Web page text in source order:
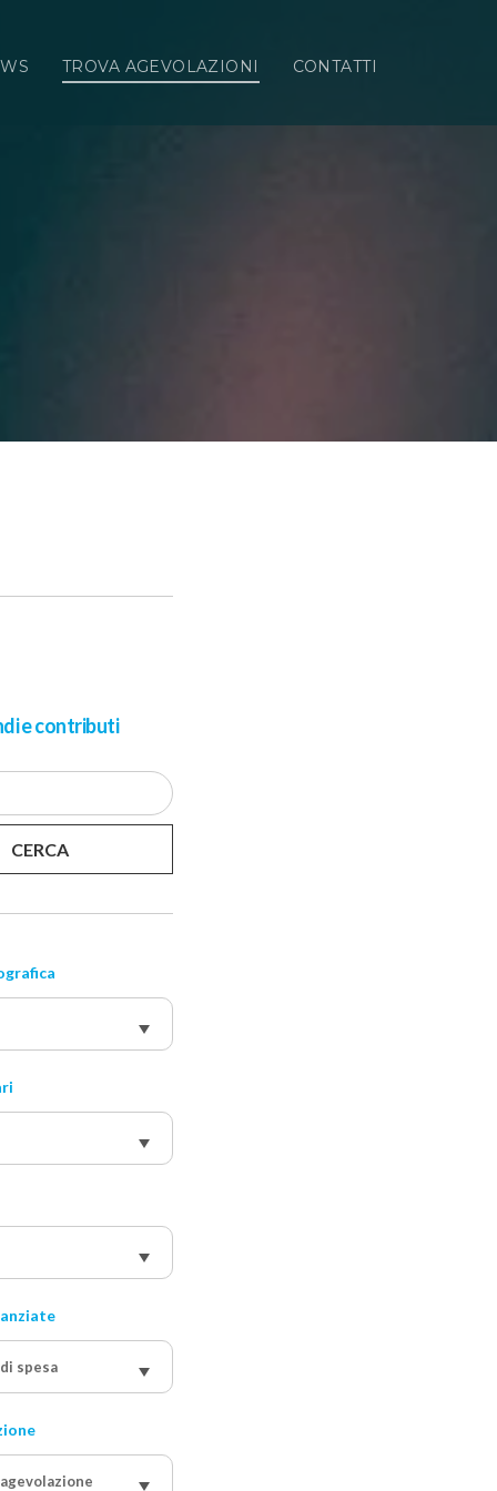
TROVA AGEVOLAZIONI CONTATTI
e contributi
spesa